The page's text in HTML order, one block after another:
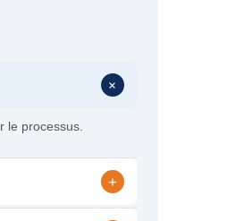
+
le processus.
+